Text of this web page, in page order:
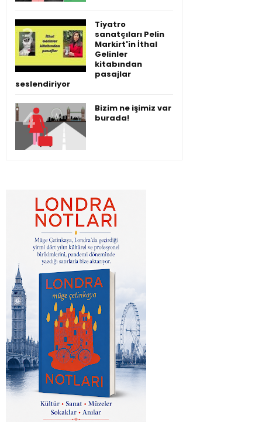
Tiyatro
sanatçıları Pelin
Markirt'in İthal
Gelinler
kitabından
pasajlar
seslendiriyor
Bizim ne işimiz var
burada!